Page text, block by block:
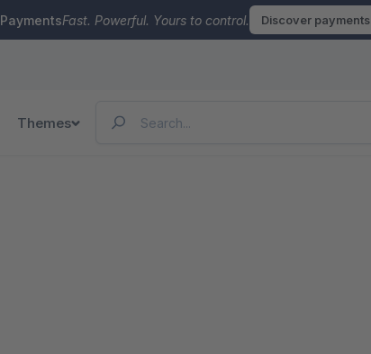
PaymentsFast. Powerful. Yours to control. Discover payments
Themes